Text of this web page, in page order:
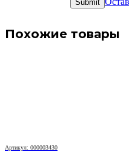
Похожие товары
Артикул: 000003430